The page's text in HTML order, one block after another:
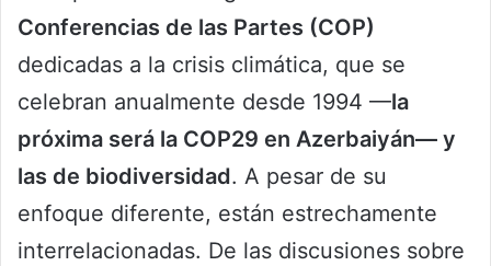
Conferencias de las Partes (COP)
dedicadas a la crisis climática, que se
celebran anualmente desde 1994 —la
próxima será la COP29 en Azerbaiyán— y
las de biodiversidad. A pesar de su
enfoque diferente, están estrechamente
interrelacionadas. De las discusiones sobre